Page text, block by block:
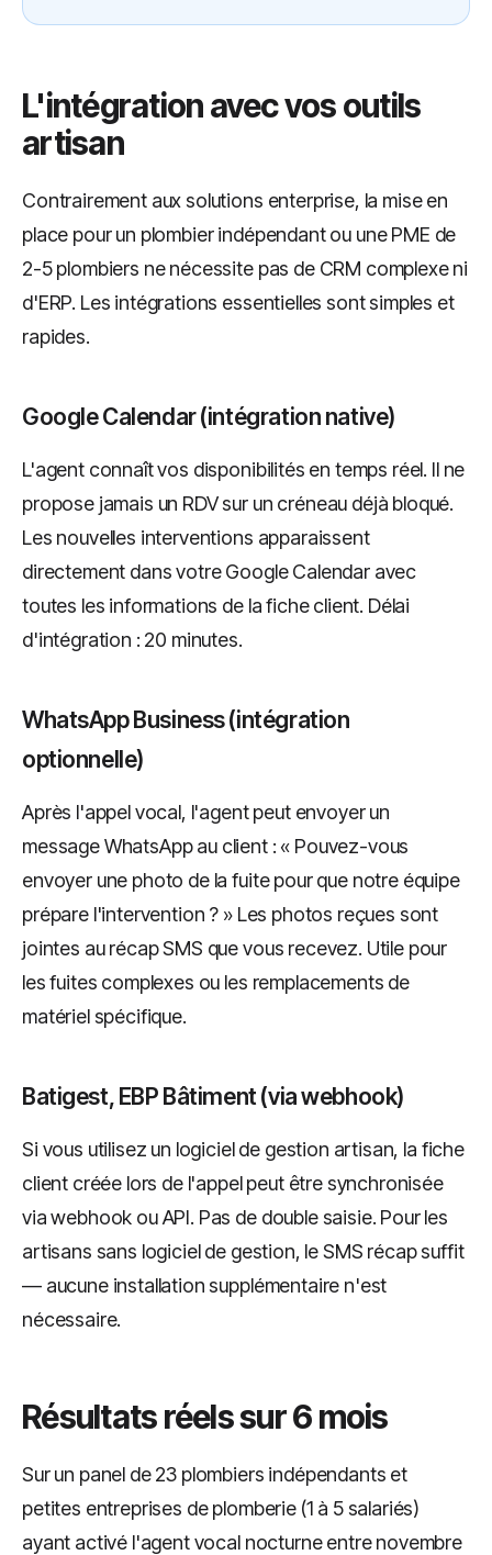
L'intégration avec vos outils
artisan
Contrairement aux solutions enterprise, la mise en
place pour un plombier indépendant ou une PME de
2-5 plombiers ne nécessite pas de CRM complexe ni
d'ERP. Les intégrations essentielles sont simples et
rapides.
Google Calendar (intégration native)
L'agent connaît vos disponibilités en temps réel. Il ne
propose jamais un RDV sur un créneau déjà bloqué.
Les nouvelles interventions apparaissent
directement dans votre Google Calendar avec
toutes les informations de la fiche client. Délai
d'intégration : 20 minutes.
WhatsApp Business (intégration
optionnelle)
Après l'appel vocal, l'agent peut envoyer un
message WhatsApp au client : « Pouvez-vous
envoyer une photo de la fuite pour que notre équipe
prépare l'intervention ? » Les photos reçues sont
jointes au récap SMS que vous recevez. Utile pour
les fuites complexes ou les remplacements de
matériel spécifique.
Batigest, EBP Bâtiment (via webhook)
Si vous utilisez un logiciel de gestion artisan, la fiche
client créée lors de l'appel peut être synchronisée
via webhook ou API. Pas de double saisie. Pour les
artisans sans logiciel de gestion, le SMS récap suffit
— aucune installation supplémentaire n'est
nécessaire.
Résultats réels sur 6 mois
Sur un panel de 23 plombiers indépendants et
petites entreprises de plomberie (1 à 5 salariés)
ayant activé l'agent vocal nocturne entre novembre